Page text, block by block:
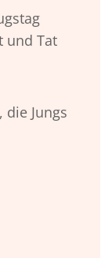
und Tat
Jungs